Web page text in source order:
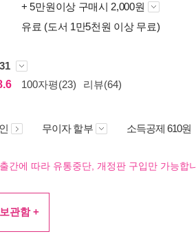
+ 5만원이상 구매시 2,000원
유료 (도서 1만5천원 이상 무료)
100자평(23) 리뷰(64)
무이자 할부 소득공제 610원
간에 따라 유통중단, 개정판 구입만 가능합
보관함 +